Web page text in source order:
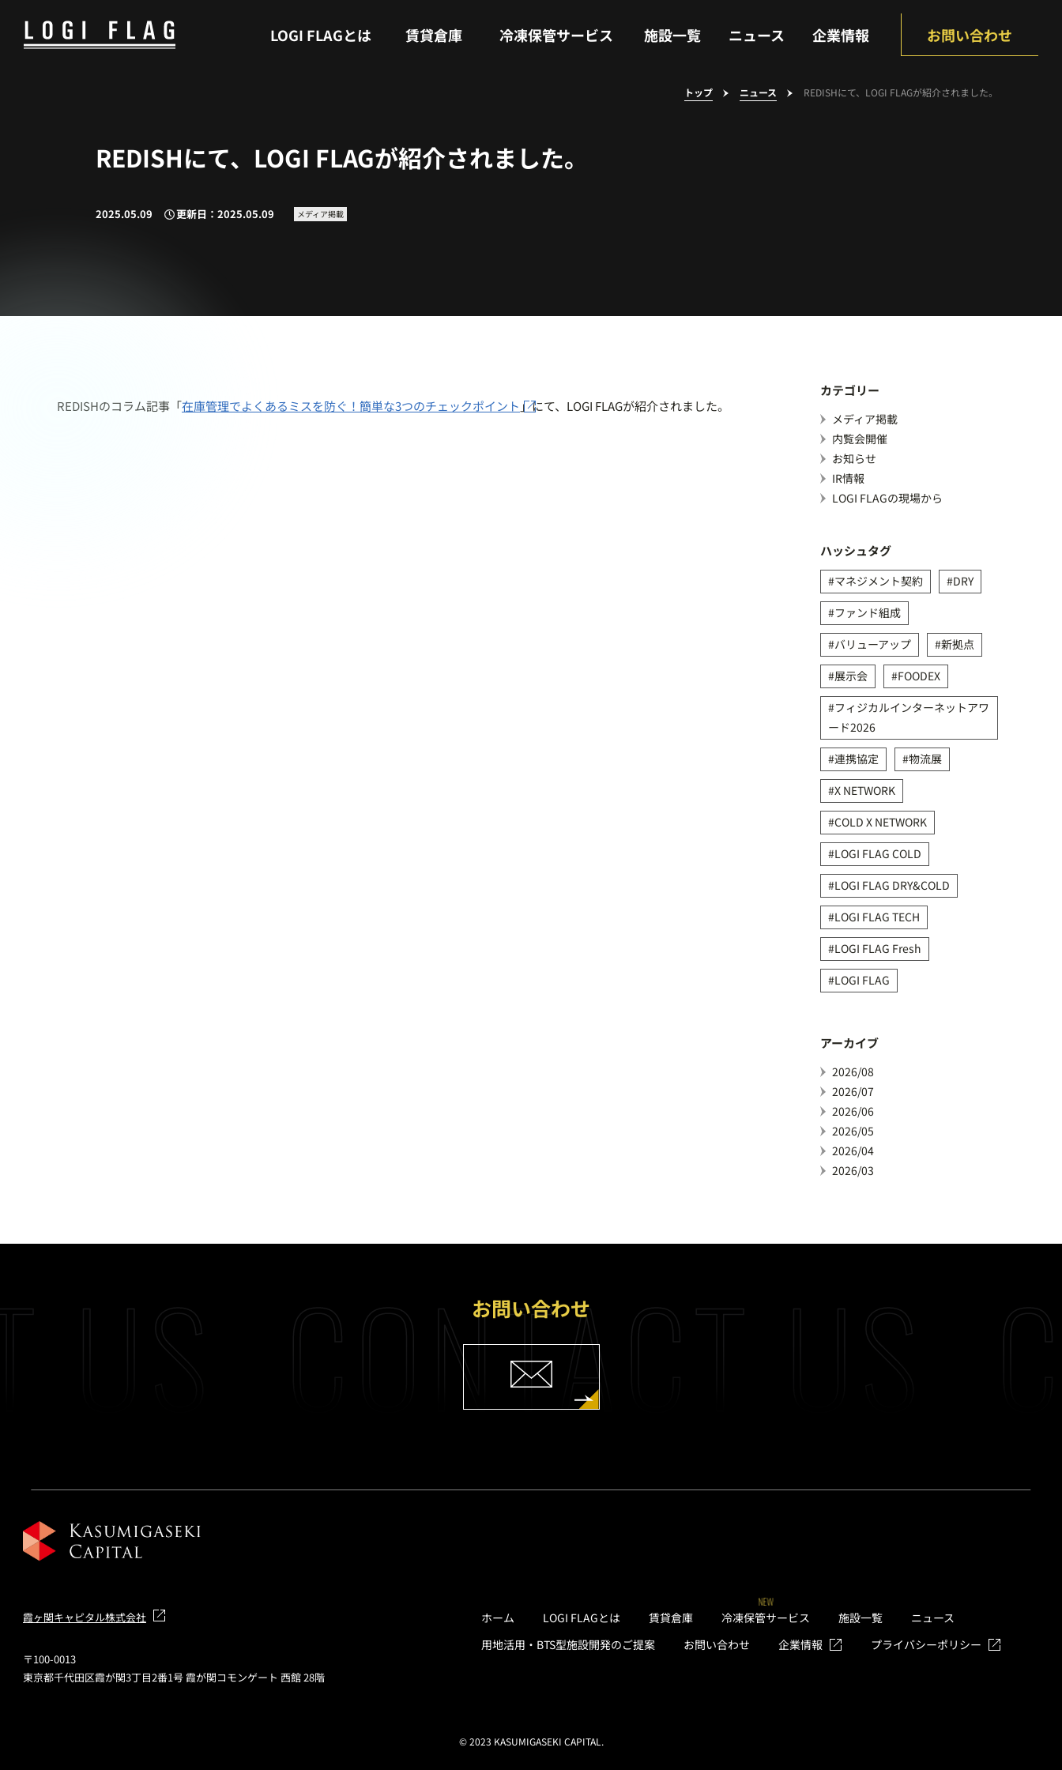
LOGI FLAGとは 賃貸倉庫 冷凍保管サービス 施設一覧 ニュース 企業情報 お問い合わせ
トップ ニュース REDISHにて、LOGI FLAGが紹介されました。
REDISHにて、LOGI FLAGが紹介されました。
2025.05.09 更新日：2025.05.09 メディア掲載
REDISHのコラム記事「在庫管理でよくあるミスを防ぐ！簡単な3つのチェックポイント 」にて、LOGI FLAGが紹介されました。
カテゴリー
メディア掲載
内覧会開催
お知らせ
IR情報
LOGI FLAGの現場から
ハッシュタグ
マネジメント契約
DRY
ファンド組成
バリューアップ
新拠点
展示会
FOODEX
フィジカルインターネットアワ
ード2026
連携協定
物流展
X NETWORK
COLD X NETWORK
LOGI FLAG COLD
LOGI FLAG DRY&COLD
LOGI FLAG TECH
LOGI FLAG Fresh
LOGI FLAG
アーカイブ
2026/08
2026/07
2026/06
2026/05
2026/04
2026/03
US CONTACT US
お問い合わせ
ホーム LOGI FLAGとは 賃貸倉庫
NEW
冷凍保管サービス 施設一覧
ニュース
用地活用・BTS型施設開発のご提案
お問い合わせ 企業情報 プライバシーポリシー
霞ヶ関キャピタル株式会社
〒100-0013
東京都千代田区霞が関3丁目2番1号 霞が関コモンゲート 西館 28階
© 2023 KASUMIGASEKI CAPITAL.